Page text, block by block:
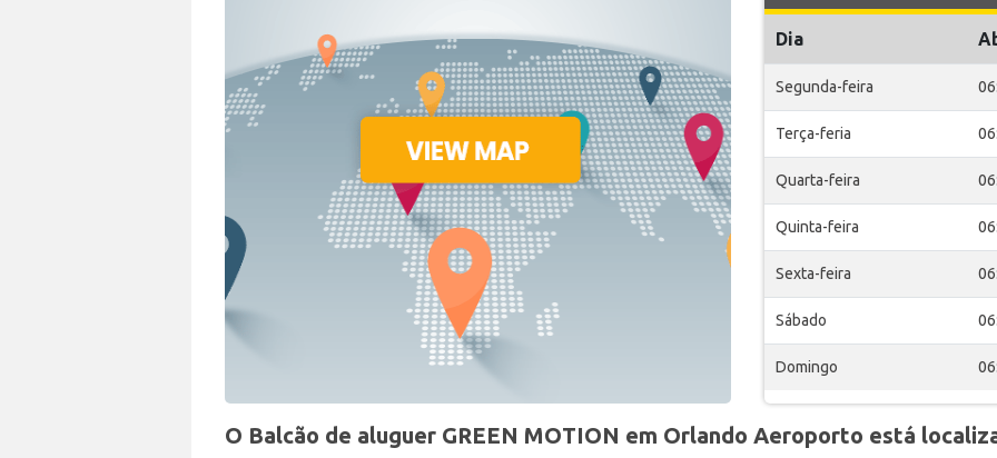
Dia
Segunda-feira
Terça-feria
Quarta-feira
Quinta-feira
Sexta-feira
Sábado
Domingo
O Balcão de aluguer GREEN MOTION em Orlando Aeroporto está